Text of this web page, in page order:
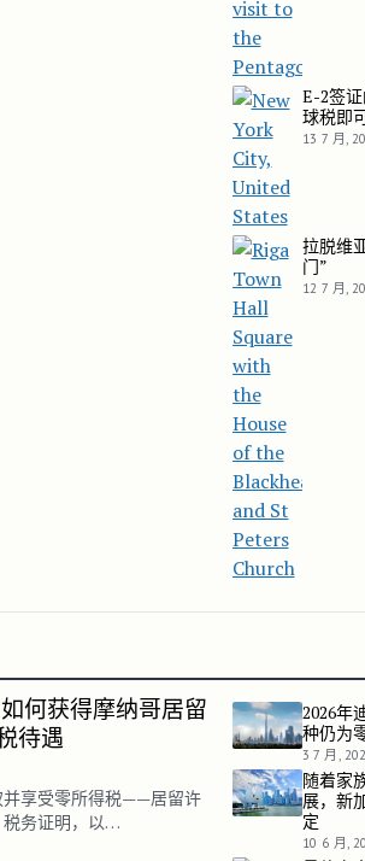
E-2签证的现实
E-2签
球税即
13 7 月,
拉脱维亚的“静
拉脱维
门”
12 7 月,
如何获得摩纳哥居留
待遇
并享受零所得税——居留许
税务证明，以…
2026年迪拜企
2026年
种仍为
3 7 月,
随着家族办公
随着家
展，新
定
10 6 月,